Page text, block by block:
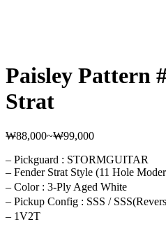
Paisley Pattern
Strat
₩88,000~₩99,000가
범
위:
– Pickguard : STORMGUITAR
– Fender Strat Style (11 Hole
– Color : 3-Ply Aged White
– Pickup Config : SSS /
– 1V2T